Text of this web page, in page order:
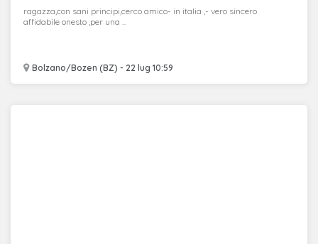
Bolzano/Bozen (BZ) - 22 lug 10:59
ragazza,con sani principi,cerco amico- in italia ,- vero sincero
affidabile onesto ,per una ...